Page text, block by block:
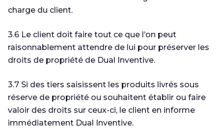
charge du client.
3.6 Le client doit faire tout ce que l’on peut
raisonnablement attendre de lui pour préserver les
droits de propriété de Dual Inventive.
3.7 Si des tiers saisissent les produits livrés sous
réserve de propriété ou souhaitent établir ou faire
valoir des droits sur ceux-ci, le client en informe
immédiatement Dual Inventive.